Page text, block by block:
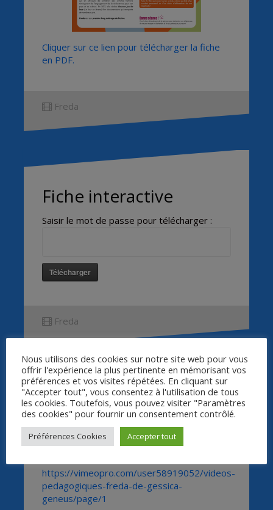
Cliquer sur ce lien pour télécharger la fiche
en PDF.
Freda
Fiche interactive
Saisir le mot de passe pour télécharger :
Télécharger
Freda
Ressources
pédagogiques
https://vimeopro.com/user58919052/videos-
pedagogiques-freda-de-gessica-
geneus/page/1
Nous utilisons des cookies sur notre site web pour vous
offrir l'expérience la plus pertinente en mémorisant vos
préférences et vos visites répétées. En cliquant sur
"Accepter tout", vous consentez à l'utilisation de tous
les cookies. Toutefois, vous pouvez visiter "Paramètres
des cookies" pour fournir un consentement contrôlé.
Préférences Cookies Accepter tout